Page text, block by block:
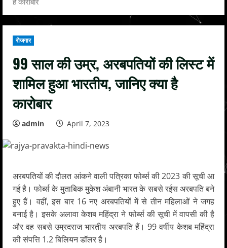
रोजगार
99 साल की उम्र, अरबपतियों की लिस्ट में
शामिल हुआ भारतीय, जानिए क्या है
कारोबार
admin April 7, 2023
अरबपतियों की दौलत आंकने वाली पत्रिका फोर्ब्स की 2023 की सूची आ
गई है। फोर्ब्स के मुताबिक मुकेश अंबानी भारत के सबसे रईस अरबपति बने
हुए हैं। वहीं, इस बार 16 नए अरबपतियों में से तीन महिलाओं ने जगह
बनाई है। इसके अलावा केशब महिंद्रा ने फोर्ब्स की सूची में वापसी की है
और वह सबसे उम्रदराज भारतीय अरबपति हैं। 99 वर्षीय केशब महिंद्रा
की संपत्ति 1.2 बिलियन डॉलर है।